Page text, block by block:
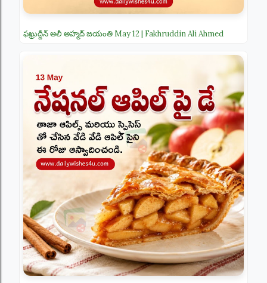
ఫఖ్రుద్దీన్ అలీ అహ్మద్ జయంతి May 12 | Fakhruddin Ali Ahmed